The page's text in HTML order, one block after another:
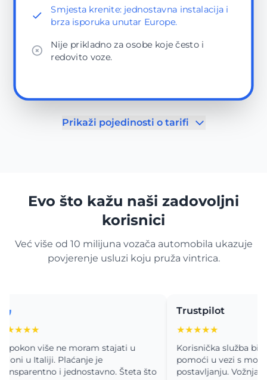
Smjesta krenite: jednostavna instalacija i
brza isporuka unutar Europe.
Nije prikladno za osobe koje često i
redovito voze.
Prikaži pojedinosti o tarifi
Evo što kažu naši zadovoljni
korisnici
Već više od 10 milijuna vozača automobila ukazuje
povjerenje usluzi koju pruža vintrica.
više ne moram stajati u
u Italiji. Plaćanje je
i jednostavno. Šteta što
Trustpilot
★★★★★
Korisnička služba bila je
pomoći u vezi s mojim
postavljanju. Vožnja